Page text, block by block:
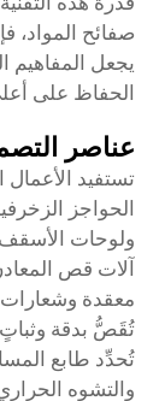
صفائح المواد،
يجعل المفاهيم
الحفاظ على
عناصر
تستفيد الأعمال
الحواجز
ولوحات الأسقف،
آلات قص
معقدة
تُقَصُّ بدقة
تُحدِّد طابع
والتشوه